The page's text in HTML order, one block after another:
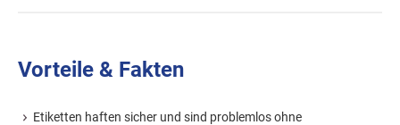
Vorteile & Fakten
Etiketten haften sicher und sind problemlos ohne